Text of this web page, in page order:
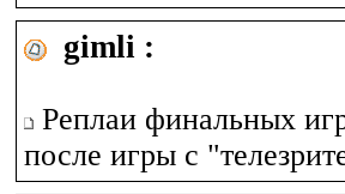
gimli :
Реплаи финальных
после игры с